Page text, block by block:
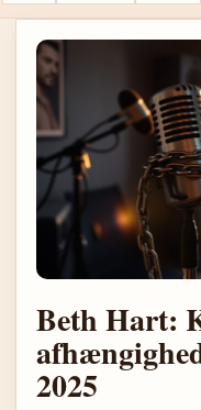
Beth Hart:
2025